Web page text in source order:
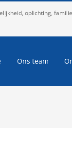
oplichting,
Ons team